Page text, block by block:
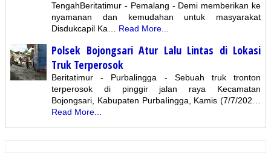
TengahBeritatimur - Pemalang - Demi memberikan ke
nyamanan dan kemudahan untuk masyarakat
Disdukcapil Ka… Read More...
Polsek Bojongsari Atur Lalu Lintas di Lokasi
Truk Terperosok
Beritatimur - Purbalingga - Sebuah truk tronton
terperosok di pinggir jalan raya Kecamatan
Bojongsari, Kabupaten PurbaIingga, Kamis (7/7/202…
Read More...